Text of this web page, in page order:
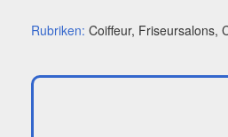
Rubriken: Coiffeur, Friseursalons,